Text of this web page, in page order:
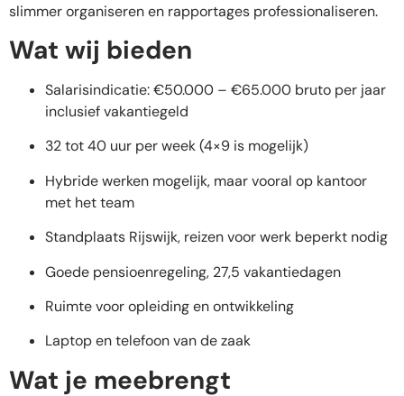
slimmer organiseren en rapportages professionaliseren.
Wat wij bieden
Salarisindicatie: €50.000 – €65.000 bruto per jaar
inclusief vakantiegeld
32 tot 40 uur per week (4×9 is mogelijk)
Hybride werken mogelijk, maar vooral op kantoor
met het team
Standplaats Rijswijk, reizen voor werk beperkt nodig
Goede pensioenregeling, 27,5 vakantiedagen
Ruimte voor opleiding en ontwikkeling
Laptop en telefoon van de zaak
Wat je meebrengt